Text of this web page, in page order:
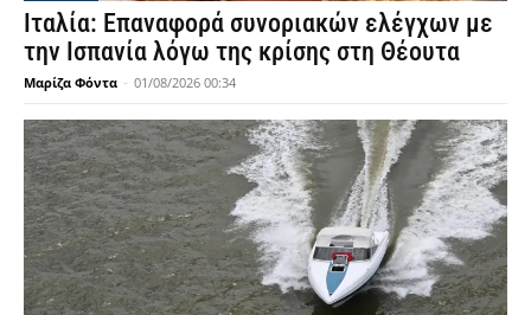
Ιταλία: Επαναφορά συνοριακών ελέγχων με
την Ισπανία λόγω της κρίσης στη Θέουτα
Μαρίζα Φόντα - 01/08/2026 00:34